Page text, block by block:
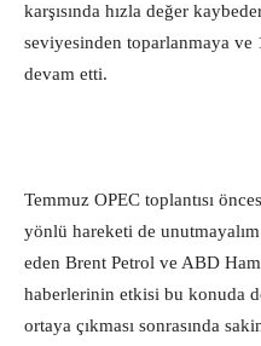
karşısında hızla değer
seviyesinden toparlanmaya ve
devam etti.
Temmuz OPEC toplantısı
yönlü hareketi de
eden Brent Petrol ve ABD
haberlerinin etkisi bu konuda
ortaya çıkması sonrasında